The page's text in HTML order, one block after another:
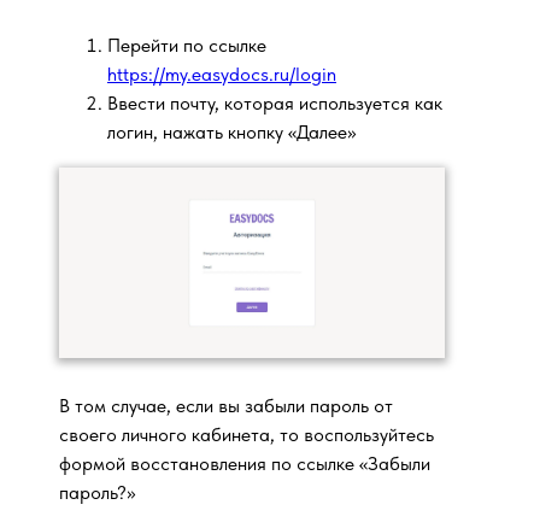
Перейти по ссылке
https://my.easydocs.ru/login
Ввести почту, которая используется как
логин, нажать кнопку «Далее»
В том случае, если вы забыли пароль от
своего личного кабинета, то воспользуйтесь
формой восстановления по ссылке «Забыли
пароль?»